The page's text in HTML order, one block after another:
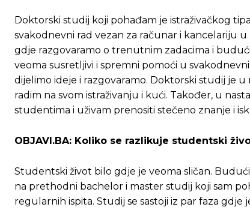
Doktorski studij koji pohađam je istraživačkog
svakodnevni rad vezan za računar i kancelariju
gdje razgovaramo o trenutnim zadacima i
veoma susretljivi i spremni pomoći u
dijelimo ideje i razgovaramo. Doktorski studij je
radim na svom istraživanju i kući. Također, u
studentima i uživam prenositi stečeno znanje i
OBJAVI.BA: Koliko se razlikuje studentski
Studentski život bilo gdje je veoma sličan.
na prethodni bachelor i master studij koji sam
regularnih ispita. Studij se sastoji iz par faza